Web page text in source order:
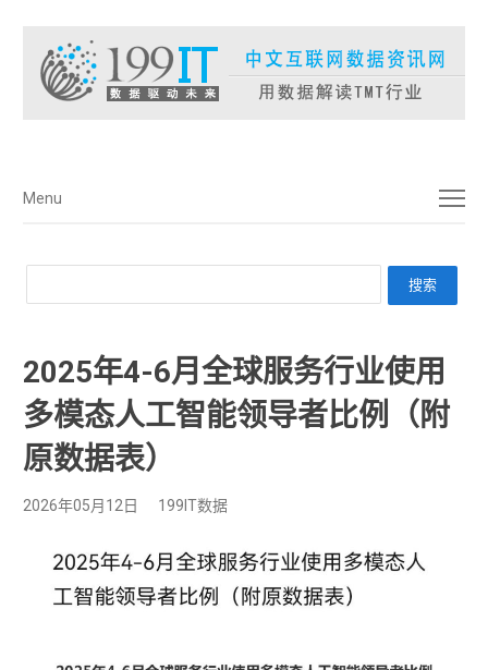
菜单
Menu
2025年4-6月全球服务行业使用
多模态人工智能领导者比例（附
原数据表） ​​​
2026年05月12日 199IT数据